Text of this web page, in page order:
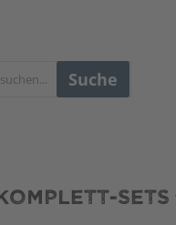
Suche
SETS